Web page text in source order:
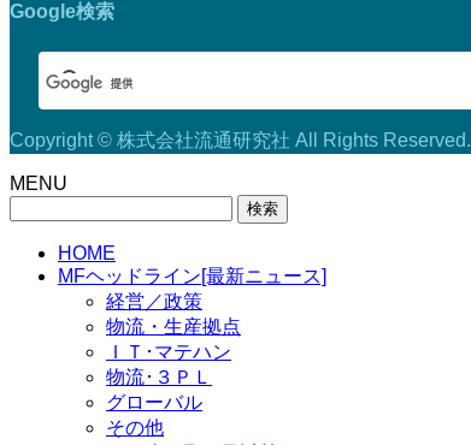
Google検索
Copyright © 株式会社流通研究社 All Rights Reserved.
MENU
HOME
MFヘッドライン[最新ニュース]
経営／政策
物流・生産拠点
ＩＴ･マテハン
物流･３ＰＬ
グローバル
その他